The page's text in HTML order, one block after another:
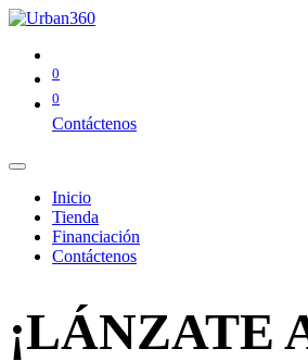
0
0
Contáctenos
Inicio
Tienda
Financiación
Contáctenos
¡LÁNZATE